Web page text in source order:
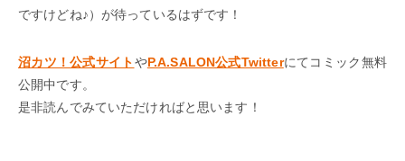
ですけどね♪）が待っているはずです！
沼カツ！公式サイトやP.A.SALON公式Twitterにてコミック無料
公開中です。
是非読んでみていただければと思います！